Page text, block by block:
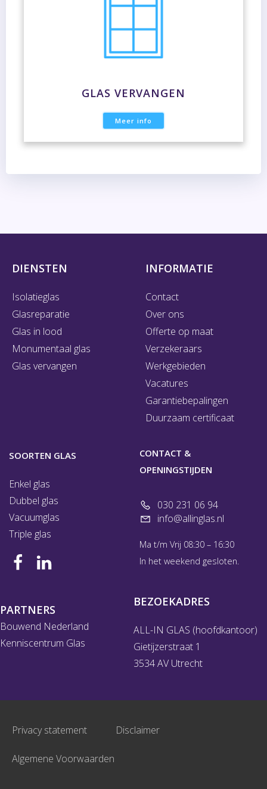
GLAS VERVANGEN
Meer info
DIENSTEN
Isolatieglas
Glasreparatie
Glas in lood
Monumentaal glas
Glas vervangen
INFORMATIE
Contact
Over ons
Offerte op maat
Verzekeraars
Werkgebieden
Vacatures
Garantiebepalingen
Duurzaam certificaat
SOORTEN GLAS
Enkel glas
Dubbel glas
Vacuumglas
Triple glas
CONTACT &
OPENINGSTIJDEN
030 231 06 94
info@allinglas.nl
Ma t/m Vrij 08:30 – 16:30
In het weekend gesloten.
PARTNERS
Bouwend Nederland
Kenniscentrum Glas
BEZOEKADRES
ALL-IN GLAS (hoofdkantoor)
Gietijzerstraat 1
3534 AV Utrecht
Privacy statement Disclaimer
Algemene Voorwaarden